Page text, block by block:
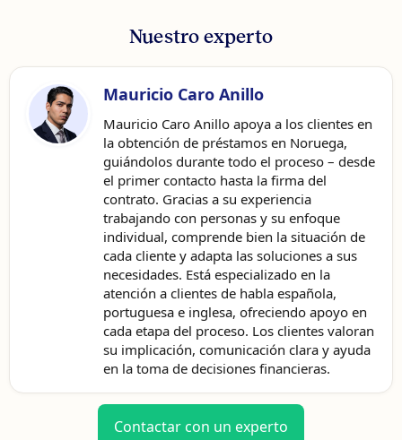
Nuestro experto
Mauricio Caro Anillo
Mauricio Caro Anillo apoya a los clientes en
la obtención de préstamos en Noruega,
guiándolos durante todo el proceso – desde
el primer contacto hasta la firma del
contrato. Gracias a su experiencia
trabajando con personas y su enfoque
individual, comprende bien la situación de
cada cliente y adapta las soluciones a sus
necesidades. Está especializado en la
atención a clientes de habla española,
portuguesa e inglesa, ofreciendo apoyo en
cada etapa del proceso. Los clientes valoran
su implicación, comunicación clara y ayuda
en la toma de decisiones financieras.
Contactar con un experto